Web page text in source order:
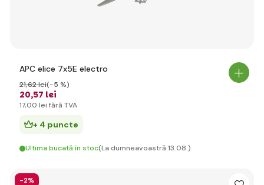
APC elice 7x5E electro
20,57 lei
21,62 lei(-5 %)
17,00 lei fără TVA
+ 4 puncte
Ultima bucată în stoc(La dumneavoastră 13.08.)
-2%